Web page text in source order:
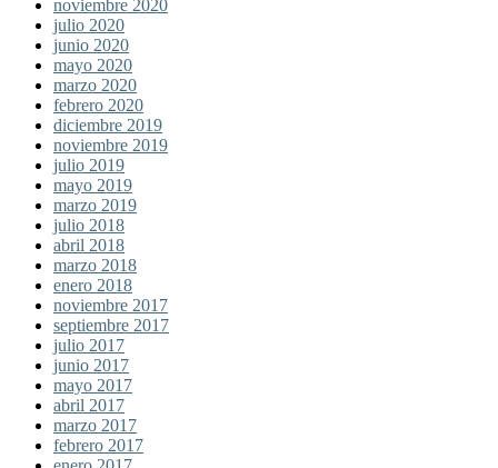
noviembre 2020
julio 2020
junio 2020
mayo 2020
marzo 2020
febrero 2020
diciembre 2019
noviembre 2019
julio 2019
mayo 2019
marzo 2019
julio 2018
abril 2018
marzo 2018
enero 2018
noviembre 2017
septiembre 2017
julio 2017
junio 2017
mayo 2017
abril 2017
marzo 2017
febrero 2017